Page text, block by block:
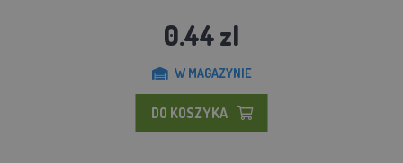
0.44 zl
W MAGAZYNIE
DO KOSZYKA